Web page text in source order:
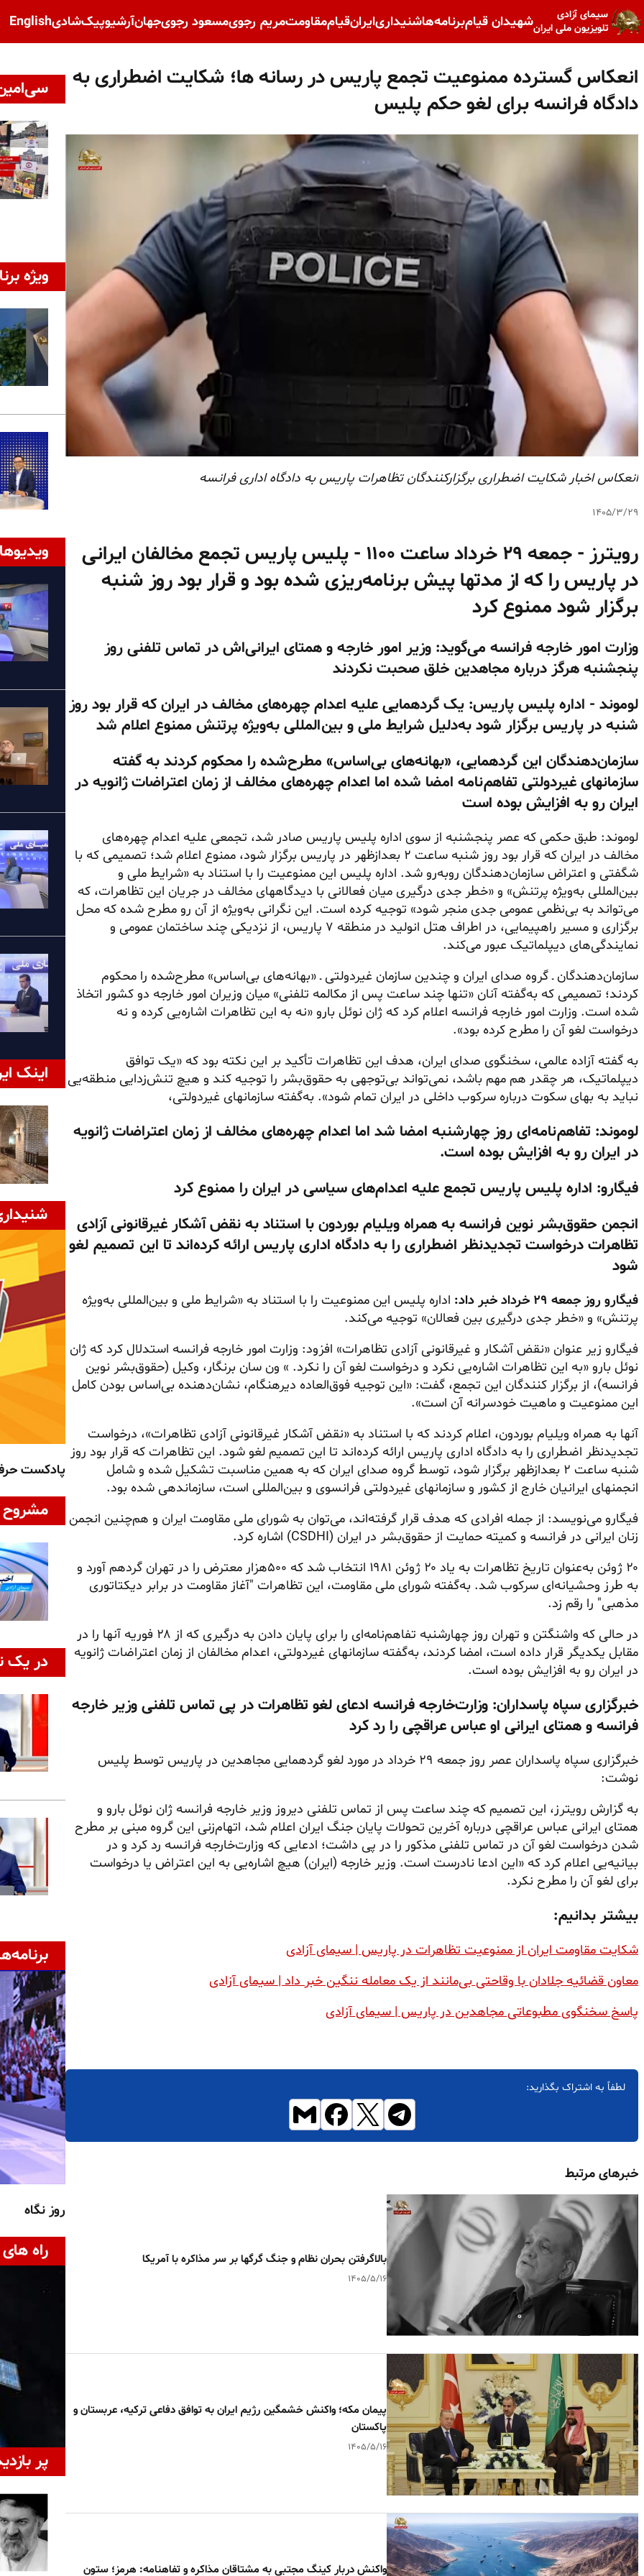
سیمای آزادی
تلویزیون ملی ایرانشهیدان قیامبرنامه‌هاشنیداریایرانقیاممقاومتمریم رجویمسعود رجویجهانآرشیوپیک‌شادیEnglish
انعکاس گسترده ممنوعیت تجمع پاریس در رسانه ها؛ شکایت اضطراری به
دادگاه فرانسه برای لغو حکم پلیس
انعکاس اخبار شکایت اضطراری برگزارکنندگان تظاهرات پاریس به دادگاه اداری فرانسه
۱۴۰۵/۳/۲۹
رویترز - جمعه ۲۹ خرداد ساعت ۱۱۰۰ - پلیس پاریس تجمع مخالفان ایرانی
در پاریس را که از مدتها پیش برنامه‌ریزی شده بود و قرار بود روز شنبه
برگزار شود ممنوع کرد
وزارت امور خارجه فرانسه می‌گوید: وزیر امور خارجه و همتای ایرانی‌اش در تماس تلفنی روز
پنجشنبه هرگز درباره مجاهدین خلق صحبت نکردند
لوموند - اداره پلیس پاریس: یک گردهمایی علیه اعدام چهره‌های مخالف در ایران که قرار بود روز
شنبه در پاریس برگزار شود به‌دلیل شرایط ملی و بین‌المللی به‌ویژه پرتنش ممنوع اعلام شد
سازمان‌دهندگان این گردهمایی، «بهانه‌های بی‌اساس» مطرح‌شده را محکوم کردند به گفته
سازمانهای غیردولتی تفاهم‌نامه امضا شده اما اعدام چهره‌های مخالف از زمان اعتراضات ژانویه در
ایران رو به افزایش بوده است
لوموند: طبق حکمی که عصر پنجشنبه از سوی اداره پلیس پاریس صادر شد، تجمعی علیه اعدام چهره‌های
مخالف در ایران که قرار بود روز شنبه ساعت ۲ بعدازظهر در پاریس برگزار شود، ممنوع اعلام شد؛ تصمیمی که با
شگفتی و اعتراض سازمان‌دهندگان روبه‌رو شد. اداره پلیس این ممنوعیت را با استناد به «شرایط ملی و
بین‌المللی به‌ویژه پرتنش» و «خطر جدی درگیری میان فعالانی با دیدگاههای مخالف در جریان این تظاهرات، که
می‌تواند به بی‌نظمی عمومی جدی منجر شود» توجیه کرده است. این نگرانی به‌ویژه از آن رو مطرح شده که محل
برگزاری و مسیر راهپیمایی، در اطراف هتل انولید در منطقه ۷ پاریس، از نزدیکی چند ساختمان عمومی و
نمایندگی‌های دیپلماتیک عبور می‌کند.
سازمان‌دهندگان ـ گروه صدای ایران و چندین سازمان غیردولتی ـ «بهانه‌های بی‌اساس» مطرح‌شده را محکوم
کردند؛ تصمیمی که به‌گفته آنان «تنها چند ساعت پس از مکالمه تلفنی» میان وزیران امور خارجه دو کشور اتخاذ
شده است. وزارت امور خارجه فرانسه اعلام کرد که ژان نوئل بارو «نه به این تظاهرات اشاره‌یی کرده و نه
درخواست لغو آن را مطرح کرده بود».
به گفته آزاده عالمی، سخنگوی صدای ایران، هدف این تظاهرات تأکید بر این نکته بود که «یک توافق
دیپلماتیک، هر چقدر هم مهم باشد، نمی‌تواند بی‌توجهی به حقوق‌بشر را توجیه کند و هیچ تنش‌زدایی منطقه‌یی
نباید به بهای سکوت درباره سرکوب داخلی در ایران تمام شود». به‌گفته سازمانهای غیردولتی،
لوموند: تفاهم‌نامه‌ای روز چهارشنبه امضا شد اما اعدام چهره‌های مخالف از زمان اعتراضات ژانویه
در ایران رو به افزایش بوده است.
فیگارو: اداره پلیس پاریس تجمع علیه اعدام‌های سیاسی در ایران را ممنوع کرد
انجمن حقوق‌بشر نوین فرانسه به همراه ویلیام بوردون با استناد به نقض آشکار غیرقانونی آزادی
تظاهرات درخواست تجدیدنظر اضطراری را به دادگاه اداری پاریس ارائه کرده‌اند تا این تصمیم لغو
شود
فیگارو روز جمعه ۲۹ خرداد خبر داد:
اداره پلیس این ممنوعیت را با استناد به «شرایط ملی و بین‌المللی به‌ویژه
پرتنش» و «خطر جدی درگیری بین فعالان» توجیه می‌کند.
فیگارو زیر عنوان «نقض آشکار و غیرقانونی آزادی تظاهرات» افزود: وزارت امور خارجه فرانسه استدلال کرد که ژان
نوئل بارو «به این تظاهرات اشاره‌یی نکرد و درخواست لغو آن را نکرد. » ون سان برنگار، وکیل (حقوق‌بشر نوین
فرانسه)، از برگزار کنندگان این تجمع، گفت: «این توجیه فوق‌العاده دیرهنگام، نشان‌دهنده بی‌اساس بودن کامل
این ممنوعیت و ماهیت خودسرانه آن است».
آنها به همراه ویلیام بوردون، اعلام کردند که با استناد به «نقض آشکار غیرقانونی آزادی تظاهرات»، درخواست
تجدیدنظر اضطراری را به دادگاه اداری پاریس ارائه کرده‌اند تا این تصمیم لغو شود. این تظاهرات که قرار بود روز
شنبه ساعت ۲ بعدازظهر برگزار شود، توسط گروه صدای ایران که به همین مناسبت تشکیل شده و شامل
انجمنهای ایرانیان خارج از کشور و سازمانهای غیردولتی فرانسوی و بین‌المللی است، سازماندهی شده بود.
فیگارو می‌نویسد: از جمله افرادی که هدف قرار گرفته‌اند، می‌توان به شورای ملی مقاومت ایران و هم‌چنین انجمن
زنان ایرانی در فرانسه و کمیته حمایت از حقوق‌بشر در ایران (CSDHI) اشاره کرد.
۲۰ ژوئن به‌عنوان تاریخ تظاهرات به یاد ۲۰ ژوئن ۱۹۸۱ انتخاب شد که ۵۰۰هزار معترض را در تهران گردهم آورد و
به طرز وحشیانه‌ای سرکوب شد. به‌گفته شورای ملی مقاومت، این تظاهرات "آغاز مقاومت در برابر دیکتاتوری
مذهبی" را رقم زد.
در حالی که واشنگتن و تهران روز چهارشنبه تفاهم‌نامه‌ای را برای پایان دادن به درگیری که از ۲۸ فوریه آنها را در
مقابل یکدیگر قرار داده است، امضا کردند، به‌گفته سازمانهای غیردولتی، اعدام مخالفان از زمان اعتراضات ژانویه
در ایران رو به افزایش بوده است.
خبرگزاری سپاه پاسداران: وزارت‌خارجه فرانسه ادعای لغو تظاهرات در پی تماس تلفنی وزیر خارجه
فرانسه و همتای ایرانی او عباس عراقچی را رد کرد
خبرگزاری سپاه پاسداران عصر روز جمعه ۲۹ خرداد در مورد لغو گردهمایی مجاهدین در پاریس توسط پلیس
نوشت:
به گزارش رویترز، این تصمیم که چند ساعت پس از تماس تلفنی دیروز وزیر خارجه فرانسه ژان نوئل بارو و
همتای ایرانی عباس عراقچی درباره آخرین تحولات پایان جنگ ایران اعلام شد، اتهام‌زنی این گروه مبنی بر مطرح
شدن درخواست لغو آن در تماس تلفنی مذکور را در پی داشت؛ ادعایی که وزارت‌خارجه فرانسه رد کرد و در
بیانیه‌یی اعلام کرد که «این ادعا نادرست است. وزیر خارجه (ایران) هیچ اشاره‌یی به این اعتراض یا درخواست
برای لغو آن را مطرح نکرد.
بیشتر بدانیم:
شکایت مقاومت ایران از ممنوعیت تظاهرات در پاریس | سیمای آزادی
معاون قضائیه جلادان با وقاحتی بی‌مانند از یک معامله ننگین خبر داد | سیمای آزادی
پاسخ سخنگوی مطبوعاتی مجاهدین در پاریس | سیمای آزادی
لطفاً به اشتراک بگذارید:
خبرهای مرتبط
بالا‌گرفتن بحران نظام و جنگ گرگها بر سر مذاکره با آمریکا
۱۴۰۵/۵/۱۶
پیمان مکه؛ واکنش خشمگین رژیم ایران به توافق دفاعی ترکیه، عربستان و
پاکستان
۱۴۰۵/۵/۱۶
واکنش دربار کینگ مجتبی به مشتاقان مذاکره و تفاهنامه: هرمز؛ ستون
ویژه
اینک
پادکست
مشروح
در یک
روز نگاه
راه
پر